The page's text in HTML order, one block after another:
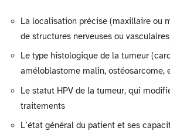
La localisation précise (maxillaire ou
de structures nerveuses ou
Le type histologique de la tumeur
améloblastome malin, ostéosarcome,
Le statut HPV de la tumeur, qui
traitements
L’état général du patient et ses